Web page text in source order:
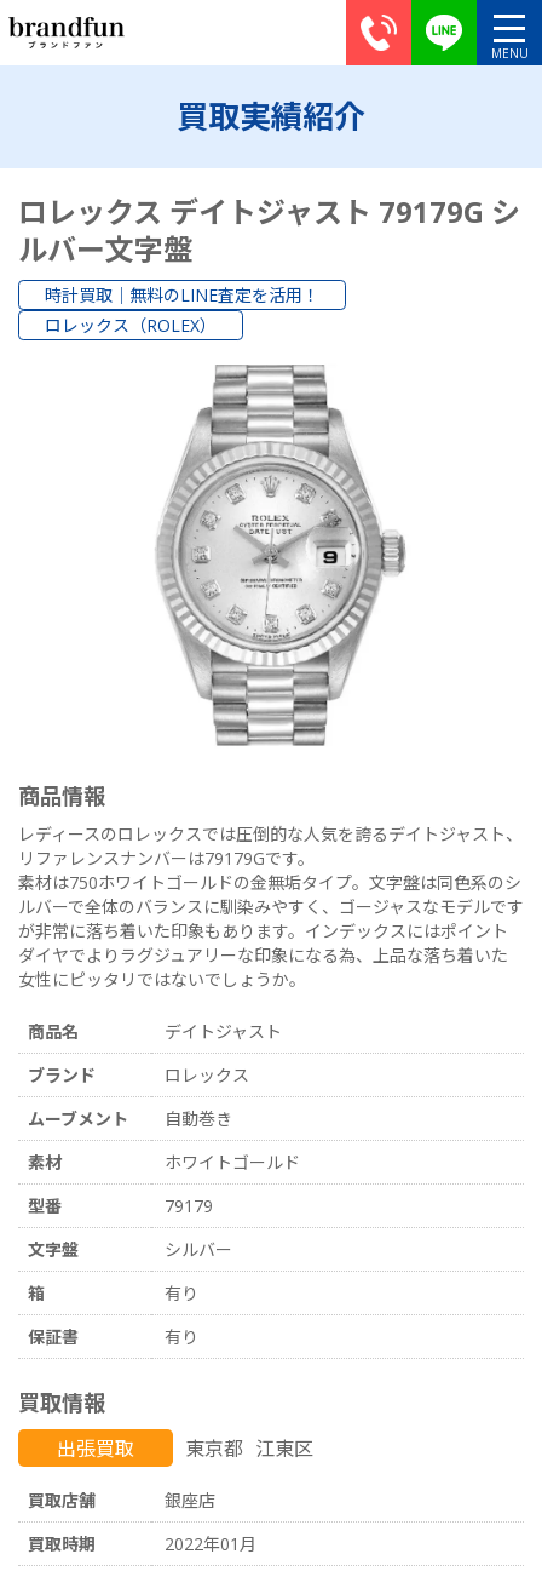
買取実績紹介
ロレックス デイトジャスト 79179G シ
ルバー文字盤
時計買取｜無料のLINE査定を活用！
ロレックス（ROLEX）
商品情報
レディースのロレックスでは圧倒的な人気を誇るデイトジャスト、
リファレンスナンバーは79179Gです。
素材は750ホワイトゴールドの金無垢タイプ。文字盤は同色系のシ
ルバーで全体のバランスに馴染みやすく、ゴージャスなモデルです
が非常に落ち着いた印象もあります。インデックスにはポイント
ダイヤでよりラグジュアリーな印象になる為、上品な落ち着いた
女性にピッタリではないでしょうか。
商品名
デイトジャスト
ブランド
ロレックス
ムーブメント
自動巻き
素材
ホワイトゴールド
型番
79179
文字盤
シルバー
箱
有り
保証書
有り
買取情報
出張買取 東京都 江東区
買取店舗
銀座店
買取時期
2022年01月